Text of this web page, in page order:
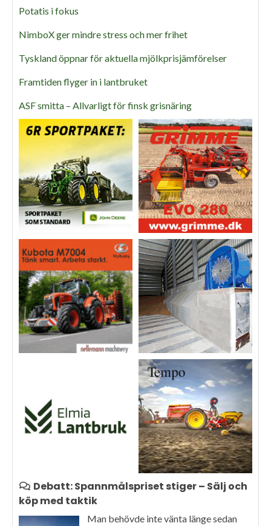
Potatis i fokus
NimboX ger mindre stress och mer frihet
Tyskland öppnar för aktuella mjölkprisjämförelser
Framtiden flyger in i lantbruket
ASF smitta – Allvarligt för finsk grisnäring
Debatt: Spannmålspriset stiger – Sälj och
köp med taktik
Man behövde inte vänta länge sedan